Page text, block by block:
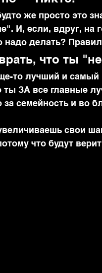
же просто это
И, если, вдруг, на
надо делать?
что ты
то лучший и
ты ЗА все главные
семейность и во
свои
что будут